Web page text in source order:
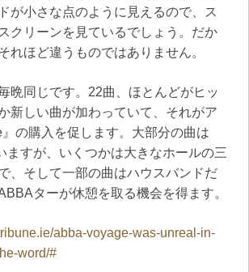
が小さな点のように見えるので、ス
クリーンを見ているでしょう。だか
れほど違うものではありません。
晩同じです。22曲、ほとんどがヒッ
新しい曲が加わっていて、それがア
の購入を促します。大部分の曲は
ますが、いくつかは大きなホールの三
、そして一部の曲はハウスバンドだ
ターが休憩を取る機会を得ます。
abba-voyage-was-unreal-in-
word/#